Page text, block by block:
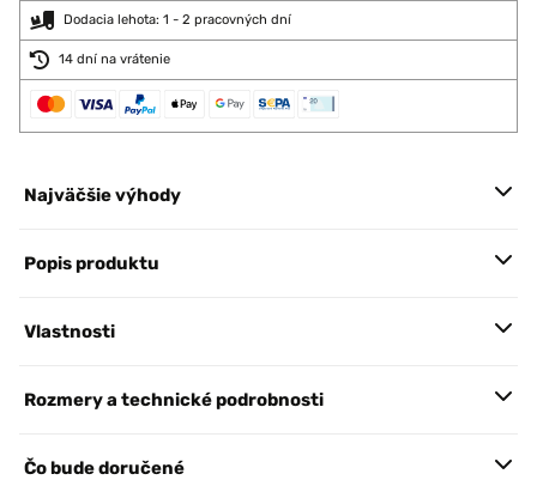
Dodacia lehota: 1 - 2 pracovných dní
14 dní na vrátenie
Najväčšie výhody
Popis produktu
Vlastnosti
Rozmery a technické podrobnosti
Čo bude doručené